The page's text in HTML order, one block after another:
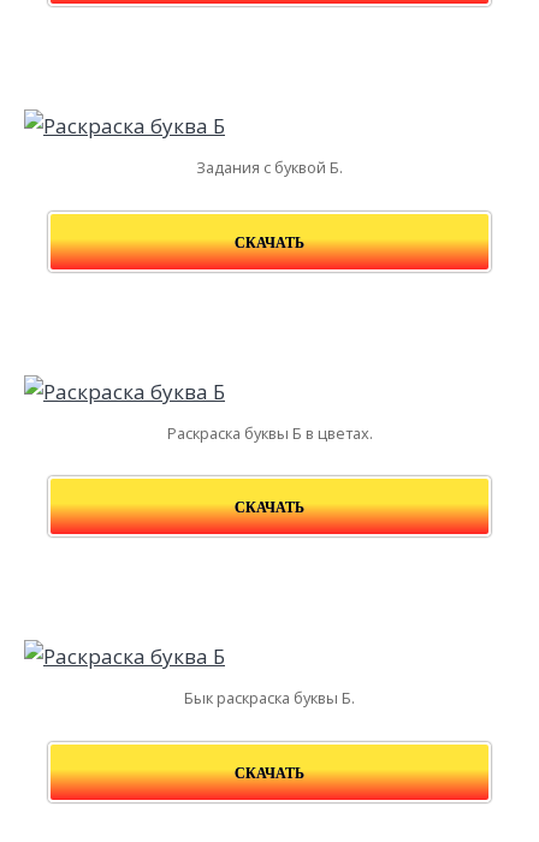
Задания с буквой Б.
СКАЧАТЬ
Раскраска буквы Б в цветах.
СКАЧАТЬ
Бык раскраска буквы Б.
СКАЧАТЬ